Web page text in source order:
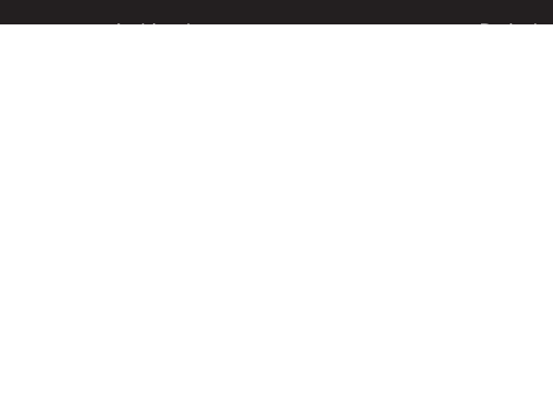
Iepirkumi
Darba